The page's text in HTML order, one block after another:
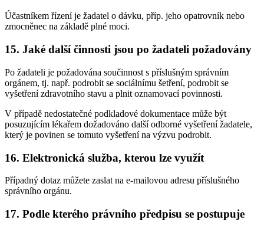
Účastníkem řízení je žadatel o dávku, příp. jeho opatrovník nebo
zmocněnec na základě plné moci.
15. Jaké další činnosti jsou po žadateli požadovány
Po žadateli je požadována součinnost s příslušným správním
orgánem, tj. např. podrobit se sociálnímu šetření, podrobit se
vyšetření zdravotního stavu a plnit oznamovací povinnosti.
V případě nedostatečné podkladové dokumentace může být
posuzujícím lékařem dožadováno další odborné vyšetření žadatele,
který je povinen se tomuto vyšetření na výzvu podrobit.
16. Elektronická služba, kterou lze využít
Případný dotaz můžete zaslat na e-mailovou adresu příslušného
správního orgánu.
17. Podle kterého právního předpisu se postupuje